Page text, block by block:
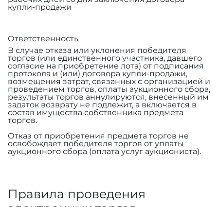
купли-продажи
Ответственность
В случае отказа или уклонения победителя
торгов (или единственного участника, давшего
согласие на приобретение лота) от подписания
протокола и (или) договора купли-продажи,
возмещения затрат, связанных с организацией и
проведением торгов, оплаты аукционного сбора,
результаты торгов аннулируются, внесенный им
задаток возврату не подлежит, а включается в
состав имущества собственника предмета
торгов.
Отказ от приобретения предмета торгов не
освобождает победителя торгов от уплаты
аукционного сбора (оплата услуг аукциониста).
Правила проведения